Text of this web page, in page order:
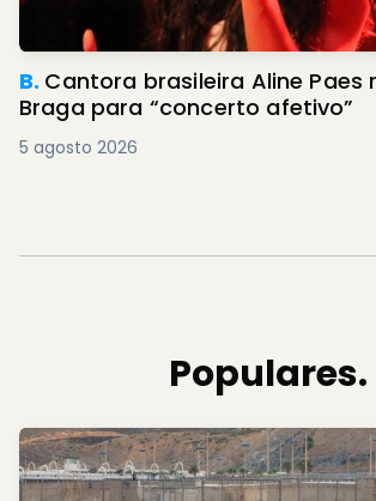
B. Cantora brasileira Aline Paes
Braga para “concerto afetivo”
5 agosto 2026
Populares.